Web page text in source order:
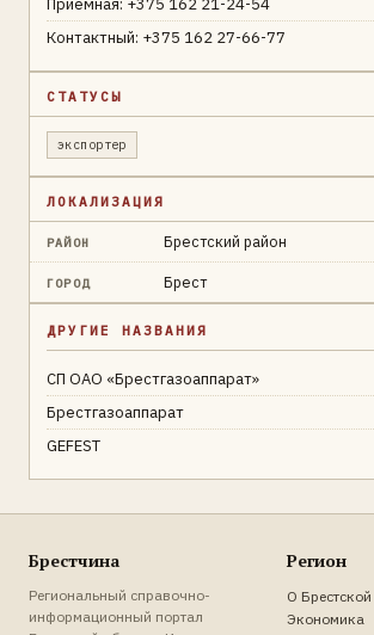
Приемная: +375 162 21-24-54
Контактный: +375 162 27-66-77
СТАТУСЫ
экспортер
ЛОКАЛИЗАЦИЯ
РАЙОН Брестский район
ГОРОД Брест
ДРУГИЕ НАЗВАНИЯ
СП ОАО «Брестгазоаппарат»
Брестгазоаппарат
GEFEST
Брестчина
Региональный справочно-
информационный портал
Регион
О
Экономика